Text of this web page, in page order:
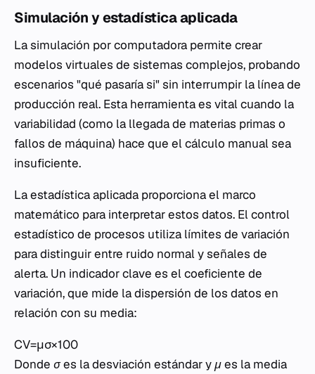
Simulación y estadística aplicada
La simulación por computadora permite crear
modelos virtuales de sistemas complejos, probando
escenarios "qué pasaría si" sin interrumpir la línea de
producción real. Esta herramienta es vital cuando la
variabilidad (como la llegada de materias primas o
fallos de máquina) hace que el cálculo manual sea
insuficiente.
La estadística aplicada proporciona el marco
matemático para interpretar estos datos. El control
estadístico de procesos utiliza límites de variación
para distinguir entre ruido normal y señales de
alerta. Un indicador clave es el coeficiente de
variación, que mide la dispersión de los datos en
relación con su media:
CV=μσ​×100
Donde σes la desviación estándar yμes la media